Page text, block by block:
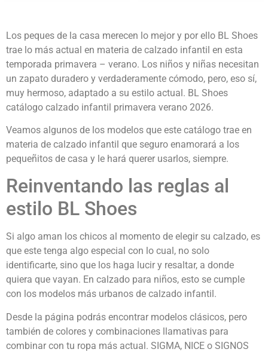
Los peques de la casa merecen lo mejor y por ello BL Shoes
trae lo más actual en materia de calzado infantil en esta
temporada primavera – verano. Los niños y niñas necesitan
un zapato duradero y verdaderamente cómodo, pero, eso sí,
muy hermoso, adaptado a su estilo actual. BL Shoes
catálogo calzado infantil primavera verano 2026.
Veamos algunos de los modelos que este catálogo trae en
materia de calzado infantil que seguro enamorará a los
pequeñitos de casa y le hará querer usarlos, siempre.
Reinventando las reglas al
estilo BL Shoes
Si algo aman los chicos al momento de elegir su calzado, es
que este tenga algo especial con lo cual, no solo
identificarte, sino que los haga lucir y resaltar, a donde
quiera que vayan. En calzado para niños, esto se cumple
con los modelos más urbanos de calzado infantil.
Desde la página podrás encontrar modelos clásicos, pero
también de colores y combinaciones llamativas para
combinar con tu ropa más actual. SIGMA, NICE o SIGNOS